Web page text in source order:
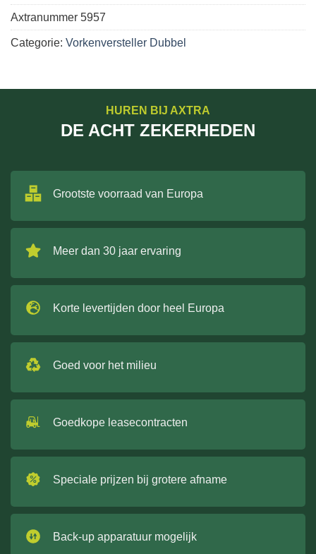
Axtranummer 5957
Categorie: Vorkenversteller Dubbel
HUREN BIJ AXTRA
DE ACHT ZEKERHEDEN
Grootste voorraad van Europa
Meer dan 30 jaar ervaring
Korte levertijden door heel Europa
Goed voor het milieu
Goedkope leasecontracten
Speciale prijzen bij grotere afname
Back-up apparatuur mogelijk